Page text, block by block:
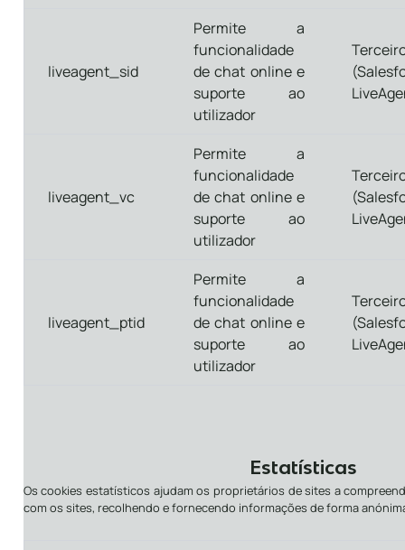
liveagent_sid
Permite a
funcionalidade
de chat online e
suporte ao
utilizador
liveagent_vc
Permite a
funcionalidade
de chat online e
suporte ao
utilizador
liveagent_ptid
Permite a
funcionalidade
de chat online e
suporte ao
utilizador
Estatísticas
Os cookies estatísticos ajudam os proprietários de sites a
com os sites, recolhendo e fornecendo informações de forma